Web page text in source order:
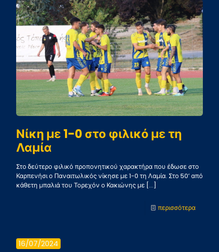
τον
Βόλο
–
Νίκη με 1-0 στο φιλικό με τη
Λαμία
Στο δεύτερο φιλικό προπονητικού χαρακτήρα που έδωσε στο
Καρπενήσι ο Παναιτωλικός νίκησε με 1-0 τη Λαμία. Στο 50’ από
κάθετη μπαλιά του Τορεχόν ο Κακιώνης με […]
περισσότερα-
16/07/2024